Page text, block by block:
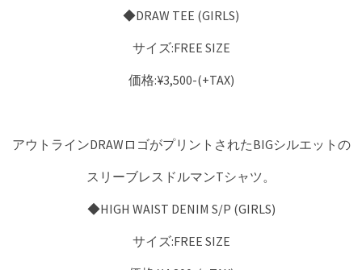
◆DRAW TEE (GIRLS)
サイズ:FREE SIZE
価格:¥3,500-(+TAX)
アウトラインDRAWロゴがプリントされたBIGシルエットの
スリーブレスドルマンTシャツ。
◆HIGH WAIST DENIM S/P (GIRLS)
サイズ:FREE SIZE